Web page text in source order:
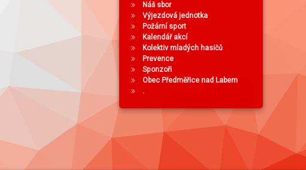
Náš sbor
Výjezdová jednotka
Požární sport
Kalendář akcí
Kolektiv mladých hasičů
Prevence
Sponzoři
Obec Předměřice nad Labem
.